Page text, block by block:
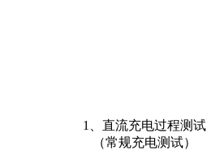
1、直流充电过程测试
（常规充电测试）